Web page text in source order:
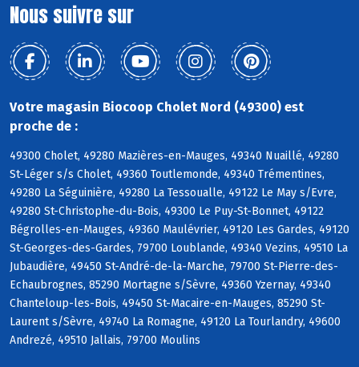
Nous suivre sur
Votre magasin Biocoop Cholet Nord (49300) est
proche de :
49300 Cholet, 49280 Mazières-en-Mauges, 49340 Nuaillé, 49280
St-Léger s/s Cholet, 49360 Toutlemonde, 49340 Trémentines,
49280 La Séguinière, 49280 La Tessoualle, 49122 Le May s/Evre,
49280 St-Christophe-du-Bois, 49300 Le Puy-St-Bonnet, 49122
Bégrolles-en-Mauges, 49360 Maulévrier, 49120 Les Gardes, 49120
St-Georges-des-Gardes, 79700 Loublande, 49340 Vezins, 49510 La
Jubaudière, 49450 St-André-de-la-Marche, 79700 St-Pierre-des-
Echaubrognes, 85290 Mortagne s/Sèvre, 49360 Yzernay, 49340
Chanteloup-les-Bois, 49450 St-Macaire-en-Mauges, 85290 St-
Laurent s/Sèvre, 49740 La Romagne, 49120 La Tourlandry, 49600
Andrezé, 49510 Jallais, 79700 Moulins